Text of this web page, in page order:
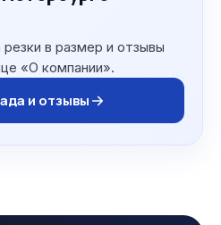
в размер и отзывы
«О компании».
и отзывы